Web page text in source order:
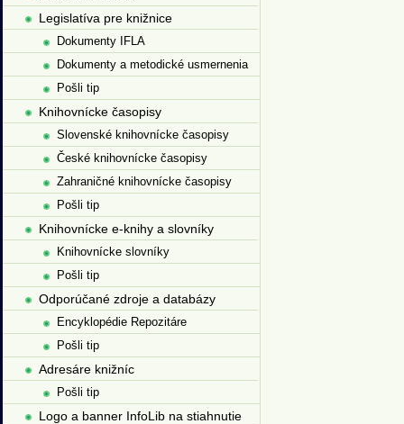
Legislatíva pre knižnice
Dokumenty IFLA
Dokumenty a metodické usmernenia
Pošli tip
Knihovnícke časopisy
Slovenské knihovnícke časopisy
České knihovnícke časopisy
Zahraničné knihovnícke časopisy
Pošli tip
Knihovnícke e-knihy a slovníky
Knihovnícke slovníky
Pošli tip
Odporúčané zdroje a databázy
Encyklopédie Repozitáre
Pošli tip
Adresáre knižníc
Pošli tip
Logo a banner InfoLib na stiahnutie